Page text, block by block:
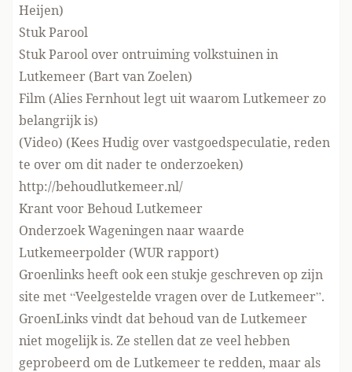
Heijen)
Stuk Parool
Stuk Parool over ontruiming volkstuinen in
Lutkemeer (Bart van Zoelen)
Film (Alies Fernhout legt uit waarom Lutkemeer zo
belangrijk is)
(Video) (Kees Hudig over vastgoedspeculatie, reden
te over om dit nader te onderzoeken)
http://behoudlutkemeer.nl/
Krantvoor Behoud Lutkemeer
Onderzoek Wageningen naar waarde
Lutkemeerpolder (WUR rapport)
Groenlinks heeft ook een stukje geschreven op zijn
site met “Veelgestelde vragen over de Lutkemeer”.
GroenLinks vindt dat behoud van de Lutkemeer
niet mogelijk is. Ze stellen dat ze veel hebben
geprobeerd om de Lutkemeer te redden, maar als